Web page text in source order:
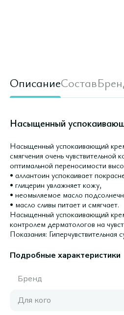
ОписаниеСостав
Насыщенный
Насыщенный успокаивающий
смягчения очень
оптимальной переносимости
• аллантоин успокаивает
• глицерин увлажняет кожу,
• неомыляемое масло
• масло сливы питает и смягчает.
Насыщенный успокаивающий
контролем дерматологов на
Показания: Гиперчувствительная
Подробные характеристики
Бренд
Для кого